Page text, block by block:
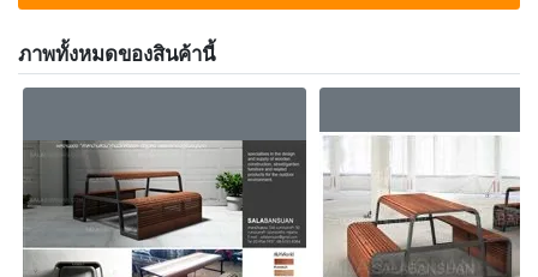
ภาพทั้งหมดของสินค้านี้